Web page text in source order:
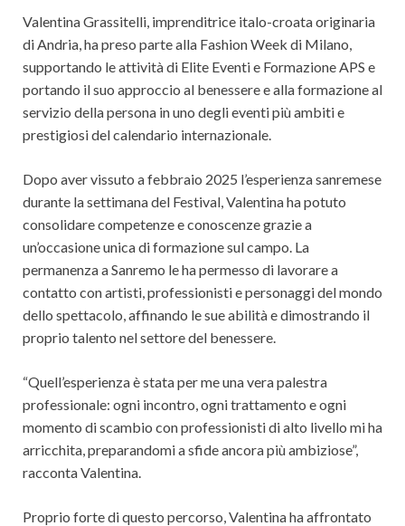
Valentina Grassitelli, imprenditrice italo-croata originaria
di Andria, ha preso parte alla Fashion Week di Milano,
supportando le attività di Elite Eventi e Formazione APS e
portando il suo approccio al benessere e alla formazione al
servizio della persona in uno degli eventi più ambiti e
prestigiosi del calendario internazionale.
Dopo aver vissuto a febbraio 2025 l’esperienza sanremese
durante la settimana del Festival, Valentina ha potuto
consolidare competenze e conoscenze grazie a
un’occasione unica di formazione sul campo. La
permanenza a Sanremo le ha permesso di lavorare a
contatto con artisti, professionisti e personaggi del mondo
dello spettacolo, affinando le sue abilità e dimostrando il
proprio talento nel settore del benessere.
“Quell’esperienza è stata per me una vera palestra
professionale: ogni incontro, ogni trattamento e ogni
momento di scambio con professionisti di alto livello mi ha
arricchita, preparandomi a sfide ancora più ambiziose”,
racconta Valentina.
Proprio forte di questo percorso, Valentina ha affrontato